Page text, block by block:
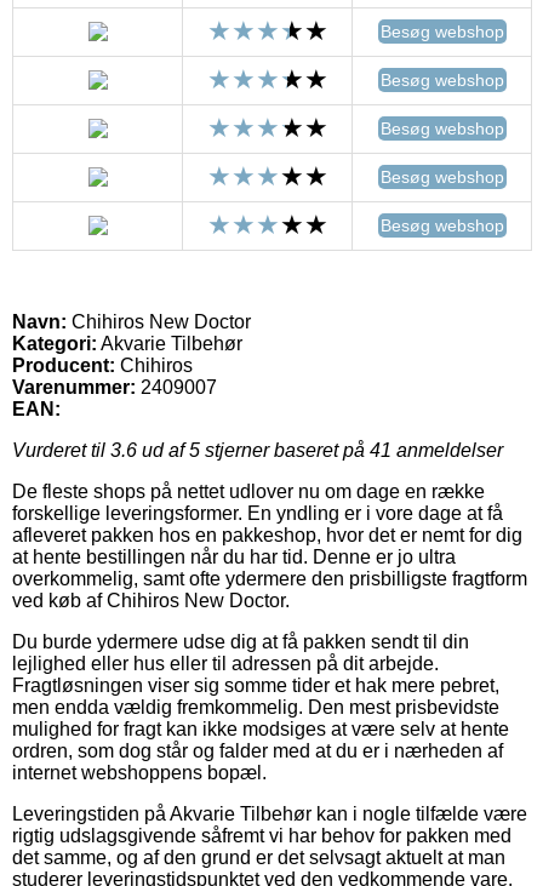
Besøg webshop
Besøg webshop
Besøg webshop
Besøg webshop
Besøg webshop
Navn: Chihiros New Doctor
Kategori: Akvarie Tilbehør
Producent: Chihiros
Varenummer: 2409007
EAN:
Vurderet til 3.6 ud af 5 stjerner baseret på 41 anmeldelser
De fleste shops på nettet udlover nu om dage en række
forskellige leveringsformer. En yndling er i vore dage at få
afleveret pakken hos en pakkeshop, hvor det er nemt for dig
at hente bestillingen når du har tid. Denne er jo ultra
overkommelig, samt ofte ydermere den prisbilligste fragtform
ved køb af Chihiros New Doctor.
Du burde ydermere udse dig at få pakken sendt til din
lejlighed eller hus eller til adressen på dit arbejde.
Fragtløsningen viser sig somme tider et hak mere pebret,
men endda vældig fremkommelig. Den mest prisbevidste
mulighed for fragt kan ikke modsiges at være selv at hente
ordren, som dog står og falder med at du er i nærheden af
internet webshoppens bopæl.
Leveringstiden på Akvarie Tilbehør kan i nogle tilfælde være
rigtig udslagsgivende såfremt vi har behov for pakken med
det samme, og af den grund er det selvsagt aktuelt at man
studerer leveringstidspunktet ved den vedkommende vare.